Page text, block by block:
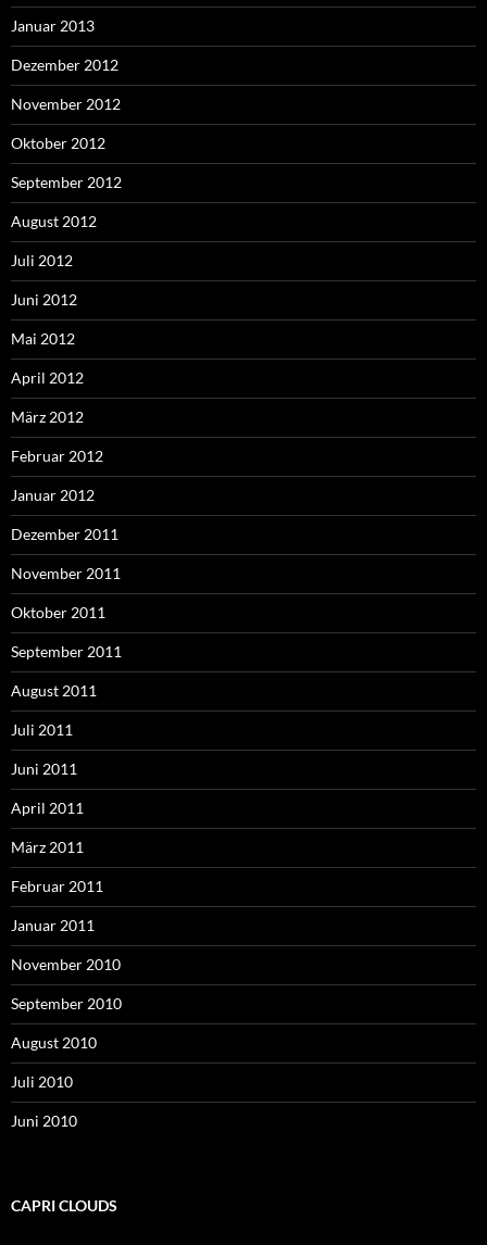
Januar 2013
Dezember 2012
November 2012
Oktober 2012
September 2012
August 2012
Juli 2012
Juni 2012
Mai 2012
April 2012
März 2012
Februar 2012
Januar 2012
Dezember 2011
November 2011
Oktober 2011
September 2011
August 2011
Juli 2011
Juni 2011
April 2011
März 2011
Februar 2011
Januar 2011
November 2010
September 2010
August 2010
Juli 2010
Juni 2010
CAPRI CLOUDS